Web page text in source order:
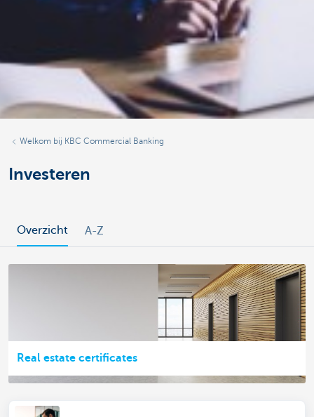
Welkom bij KBC Commercial Banking
Investeren
Overzicht A-Z
Real estate certificates